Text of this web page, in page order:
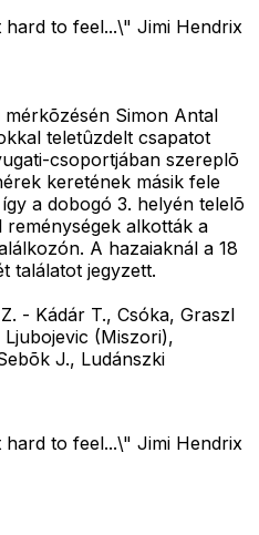
to feel...\" Jimi Hendrix
mérkõzésén Simon Antal
teletûzdelt csapatot
csoportjában szereplõ
keretének másik fele
a dobogó 3. helyén telelõ
alkották a
A hazaiaknál a 18
találatot jegyzett.
- Kádár T., Csóka, Graszl
(Miszori),
J., Ludánszki
to feel...\" Jimi Hendrix